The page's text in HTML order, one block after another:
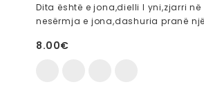
Dita është e jona,dielli I yni,zjarri
nesërmja e jona,dashuria pranë
8.00€